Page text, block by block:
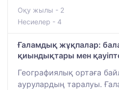
Оқу жылы - 2
Несиелер - 4
Ғаламдық жұқпалар:
қиындықтары мен
Географиялық ортаға
аурулардың таралуы.